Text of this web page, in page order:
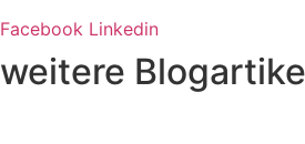
Facebook Linkedin
weitere